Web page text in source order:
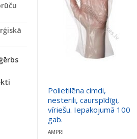
Polietilēna cimdi,
nesterili, caurspīdīgi,
vīriešu. Iepakojumā 100
gab.
AMPRI